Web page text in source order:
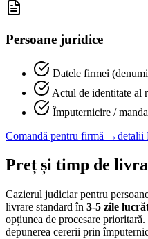
Persoane juridice
Datele firmei
Actul de identitate al
Împuternicire /
Comandă pentru firmă →detalii
Preț și timp de
Cazierul judiciar pentru
livrare standard în 3-5 zile
opțiunea de procesare
depunerea cererii prin